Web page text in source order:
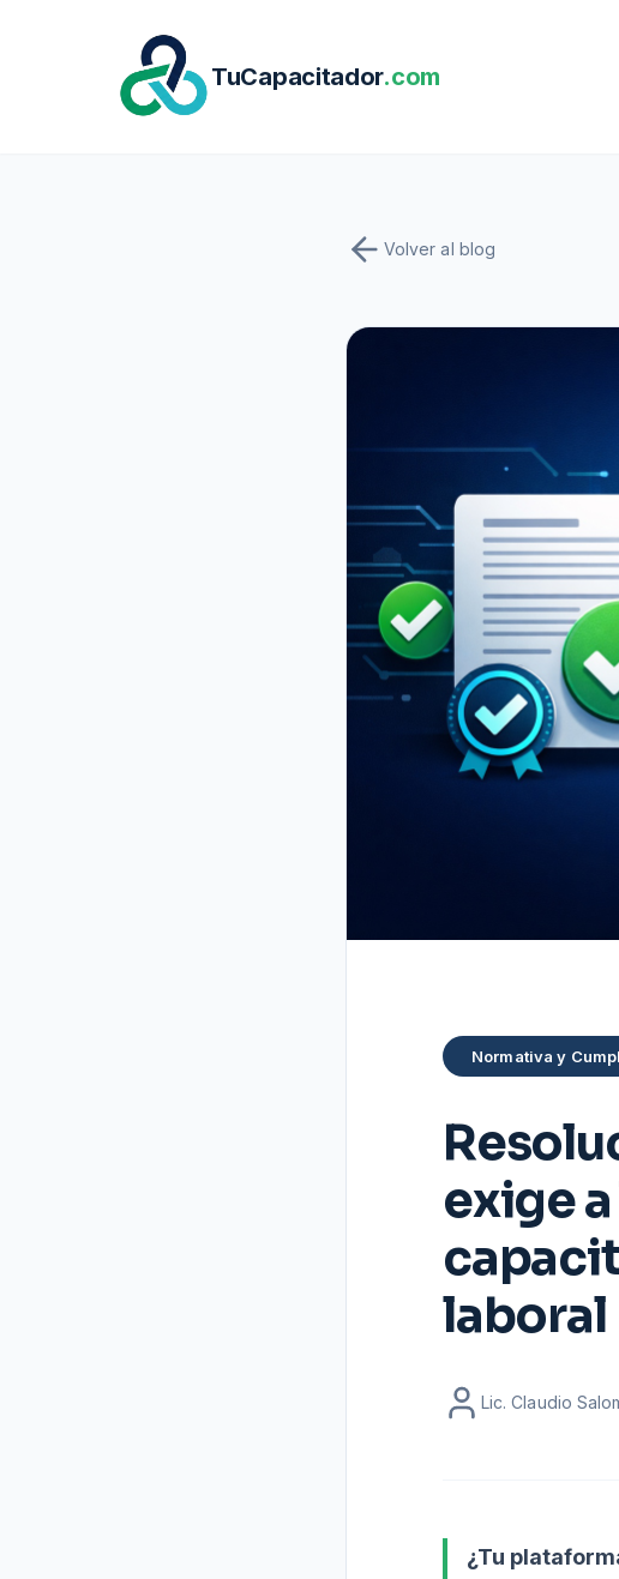
TuCapacitador.com
Volver al blog
Normativa y
exige
laboral
Lic. Claudio
¿Tu